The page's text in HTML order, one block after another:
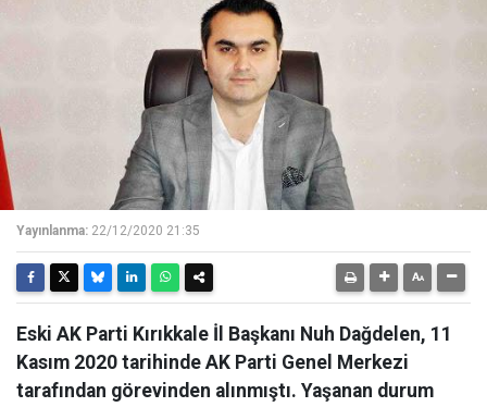
Yayınlanma: 22/12/2020 21:35
Eski AK Parti Kırıkkale İl Başkanı Nuh Dağdelen, 11
Kasım 2020 tarihinde AK Parti Genel Merkezi
tarafından görevinden alınmıştı. Yaşanan durum